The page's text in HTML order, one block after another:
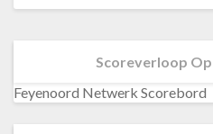
Scoreverloop
Feyenoord Netwerk Scorebord